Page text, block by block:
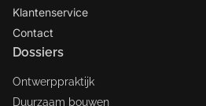
Klantenservice
Contact
Dossiers
Ontwerppraktijk
Duurzaam bouwen